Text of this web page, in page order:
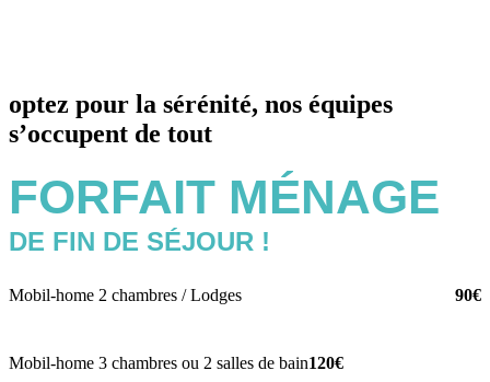
optez pour la sérénité, nos équipes
s’occupent de tout
FORFAIT MÉNAGE
DE FIN DE SÉJOUR !
Mobil-home 2 chambres / Lodges 90€
Mobil-home 3 chambres ou 2 salles de bain120€